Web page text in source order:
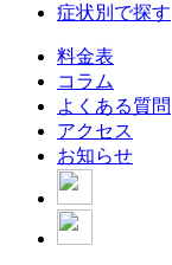
症状別で探す
料金表
コラム
よくある質問
アクセス
お知らせ